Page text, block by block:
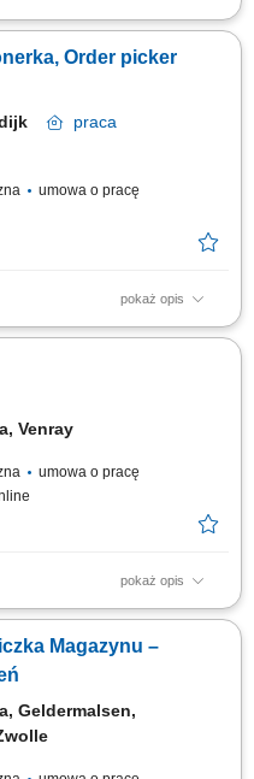
stabilnego zatrudnienia w
zakwaterowanie oraz
jeśli nie masz dużego
Order picker
praca
umowa o pracę
pokaż opis
towaru na palety; obsługa
zbieranie zamówień,
komputera do tworzenia
Venray
umowa o pracę
pokaż opis
magazynie i dbasz
do skrzynek lub
Pracować w strefach o
Magazynu –
Geldermalsen,